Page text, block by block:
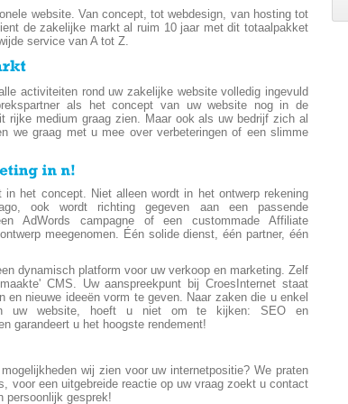
website. Van concept, tot webdesign, van hosting tot
de zakelijke markt al ruim 10 jaar met dit totaalpakket
service van A tot Z.
activiteiten rond uw zakelijke website volledig ingevuld
als het concept van uw website nog in de
rijke medium graag zien. Maar ook als uw bedrijf zich al
we graag met u mee over verbeteringen of een slimme
het concept. Niet alleen wordt in het ontwerp rekening
ook wordt richting gegeven aan een passende
AdWords campagne of een custommade Affiliate
meegenomen. Één solide dienst, één partner, één
dynamisch platform voor uw verkoop en marketing. Zelf
CMS. Uw aanspreekpunt bij CroesInternet staat
nieuwe ideeën vorm te geven. Naar zaken die u enkel
uw website, hoeft u niet om te kijken: SEO en
garandeert u het hoogste rendement!
wij zien voor uw internetpositie? We praten
voor een uitgebreide reactie op uw vraag zoekt u contact
persoonlijk gesprek!